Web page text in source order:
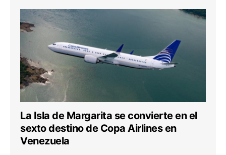
La Isla de Margarita se convierte en el
sexto destino de Copa Airlines en
Venezuela